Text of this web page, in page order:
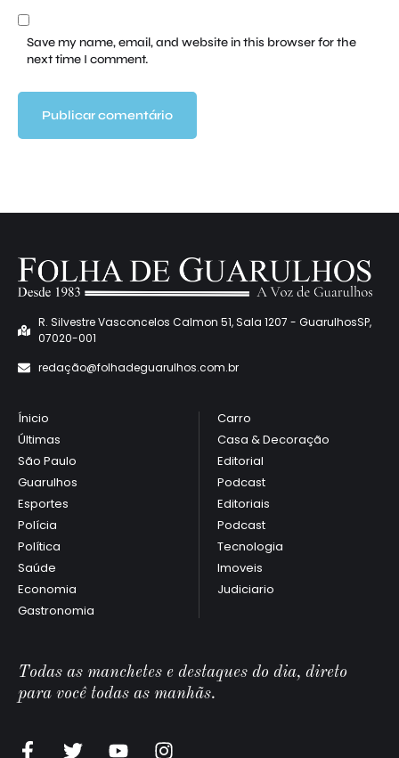
Save my name, email, and website in this browser for the
next time I comment.
R. Silvestre Vasconcelos Calmon 51, Sala 1207 - GuarulhosSP,
07020-001
redação@folhadeguarulhos.com.br
Ínicio
Últimas
São Paulo
Guarulhos
Esportes
Polícia
Política
Saúde
Economia
Gastronomia
Carro
Casa & Decoração
Editorial
Podcast
Editoriais
Podcast
Tecnologia
Imoveis
Judiciario
Todas as manchetes e destaques do dia, direto
para você todas as manhãs.